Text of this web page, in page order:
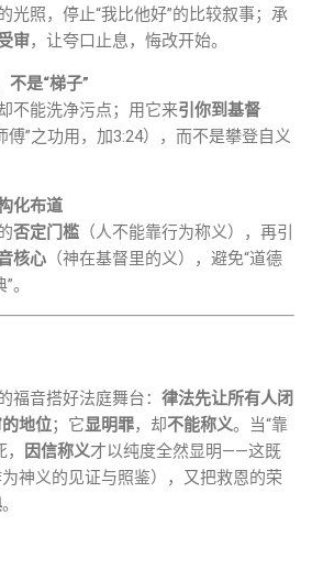
光照，停止“我比他好”的比较叙事；承
审，让夸口止息，悔改开始。
不是“梯子”
不能洗净污点；用它来引你到基督
傅”之功用，加3:24），而不是攀登自义
化布道
否定门槛 （人不能靠行为称义），再引
核心 （神在基督里的义），避免“道德
。
福音搭好法庭舞台： 律法先让所有人闭
地位；它显明罪，却不能称义。当“靠
因信称义才以纯度全然显明——这既
神义的见证与照鉴），又把救恩的荣
。